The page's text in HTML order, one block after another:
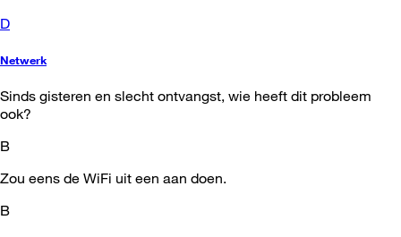
D
Netwerk
Sinds gisteren en slecht ontvangst, wie heeft dit probleem
ook?
B
Zou eens de WiFi uit een aan doen.
B